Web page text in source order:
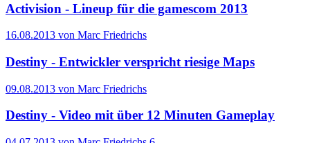
Activision - Lineup für die gamescom 2013
16.08.2013 von Marc Friedrichs
Destiny - Entwickler verspricht riesige Maps
09.08.2013 von Marc Friedrichs
Destiny - Video mit über 12 Minuten Gameplay